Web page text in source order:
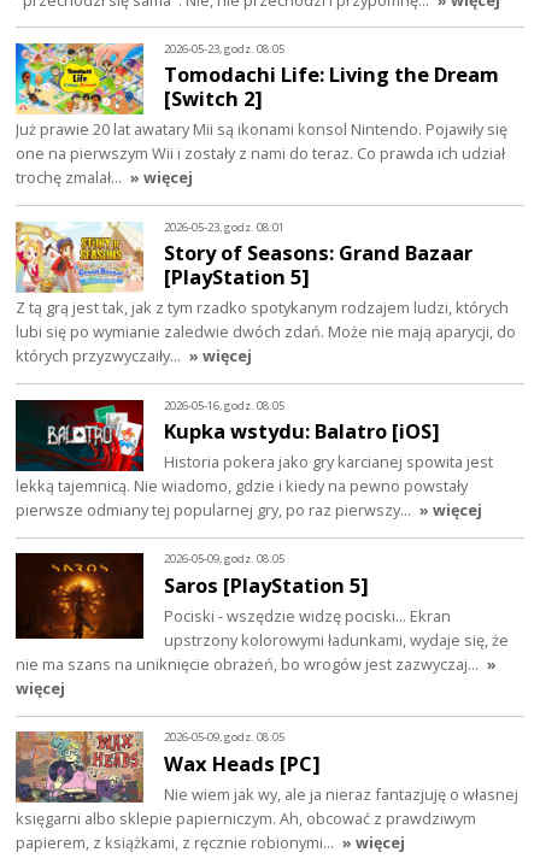
2026-05-23, godz. 08:05
Tomodachi Life: Living the Dream
[Switch 2]
Już prawie 20 lat awatary Mii są ikonami konsol Nintendo. Pojawiły się
one na pierwszym Wii i zostały z nami do teraz. Co prawda ich udział
trochę zmalał… » więcej
2026-05-23, godz. 08:01
Story of Seasons: Grand Bazaar
[PlayStation 5]
Z tą grą jest tak, jak z tym rzadko spotykanym rodzajem ludzi, których
lubi się po wymianie zaledwie dwóch zdań. Może nie mają aparycji, do
których przyzwyczaiły… » więcej
2026-05-16, godz. 08:05
Kupka wstydu: Balatro [iOS]
Historia pokera jako gry karcianej spowita jest
lekką tajemnicą. Nie wiadomo, gdzie i kiedy na pewno powstały
pierwsze odmiany tej popularnej gry, po raz pierwszy… » więcej
2026-05-09, godz. 08:05
Saros [PlayStation 5]
Pociski - wszędzie widzę pociski... Ekran
upstrzony kolorowymi ładunkami, wydaje się, że
nie ma szans na uniknięcie obrażeń, bo wrogów jest zazwyczaj… »
więcej
2026-05-09, godz. 08:05
Wax Heads [PC]
Nie wiem jak wy, ale ja nieraz fantazjuję o własnej
księgarni albo sklepie papierniczym. Ah, obcować z prawdziwym
papierem, z książkami, z ręcznie robionymi… » więcej